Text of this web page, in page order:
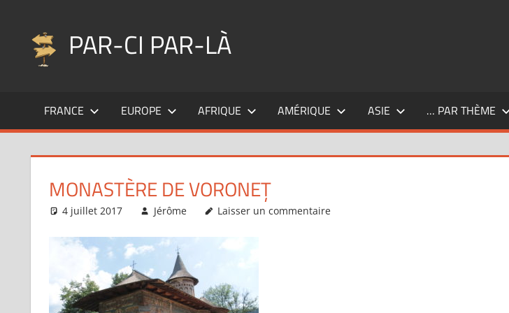
contenu
PAR-CI PAR-LÀ
fil
pérégrinations
FRANCE EUROPE AFRIQUE AMÉRIQUE ASIE … PAR THÈME
MONASTÈRE DE VORONEȚ
4 juillet 2017 Jérôme Laisser un commentaire